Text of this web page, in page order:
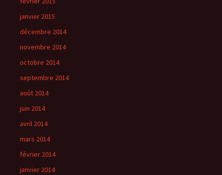
janvier 2015
décembre 2014
novembre 2014
octobre 2014
septembre 2014
août 2014
juin 2014
avril 2014
mars 2014
février 2014
janvier 2014